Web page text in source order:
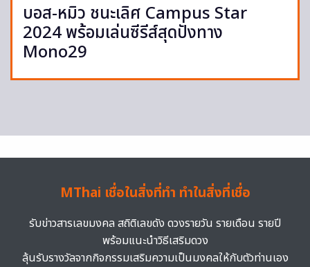
บอส-หมิว ชนะเลิศ Campus Star
2024 พร้อมเล่นซีรีส์สุดปังทาง
Mono29
MThai เชื่อในสิ่งที่ทำ ทำในสิ่งที่เชื่อ
รับข่าวสารเลขมงคล สถิติเลขดัง ดวงรายวัน รายเดือน รายปี
พร้อมแนะนำวิธีเสริมดวง
ลุ้นรับรางวัลจากกิจกรรมเสริมความเป็นมงคลให้กับตัวท่านเอง